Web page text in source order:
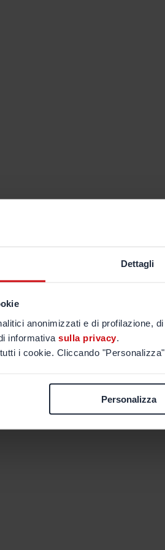
Dettagli
anonimizzati e di profilazione,
informativa sulla privacy.
i cookie. Cliccando
Personalizza